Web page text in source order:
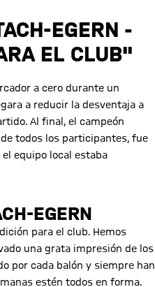
EGERN -
EL CLUB"
a cero durante un
a reducir la desventaja a
Al final, el campeón
todos los participantes, fue
equipo local estaba
EGERN
para el club. Hemos
una grata impresión de los
por cada balón y siempre han
estén todos en forma.